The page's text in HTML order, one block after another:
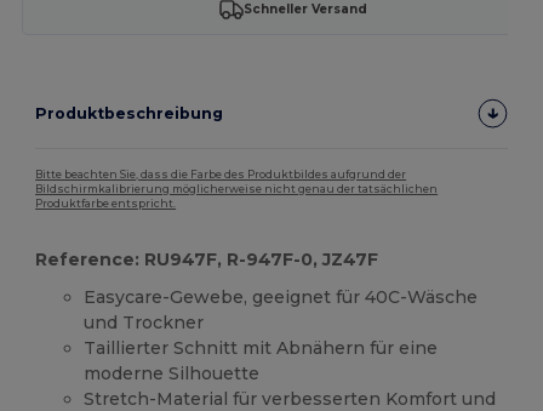
Schneller Versand
Produktbeschreibung
Bitte beachten Sie, dass die Farbe des Produktbildes aufgrund der
Bildschirmkalibrierung möglicherweise nicht genau der tatsächlichen
Produktfarbe entspricht.
Reference: RU947F, R-947F-0, JZ47F
Easycare-Gewebe, geeignet für 40C-Wäsche
und Trockner
Taillierter Schnitt mit Abnähern für eine
moderne Silhouette
Stretch-Material für verbesserten Komfort und